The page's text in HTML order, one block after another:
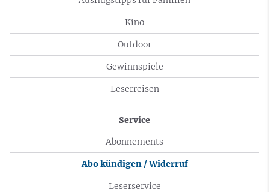
Kino
Outdoor
Gewinnspiele
Leserreisen
Service
Abonnements
Abo kündigen / Widerruf
Leserservice